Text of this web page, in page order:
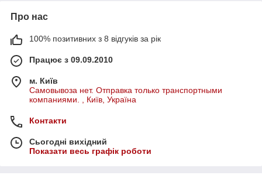
Про нас
100% позитивних з 8 відгуків за рік
Працює з 09.09.2010
м. Київ
Самовывоза нет. Отправка только транспортными
компаниями. , Київ, Україна
Контакти
Сьогодні вихідний
Показати весь графік роботи